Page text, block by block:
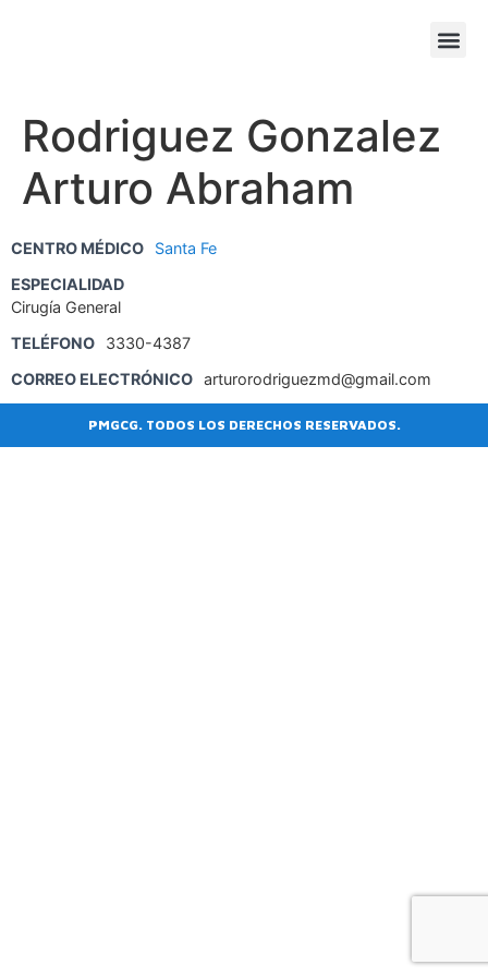
Rodriguez Gonzalez
Arturo Abraham
CENTRO MÉDICO
Santa Fe
ESPECIALIDAD
Cirugía General
TELÉFONO
3330-4387
CORREO ELECTRÓNICO arturorodriguezmd@gmail.com
PMGCG. TODOS LOS DERECHOS RESERVADOS.